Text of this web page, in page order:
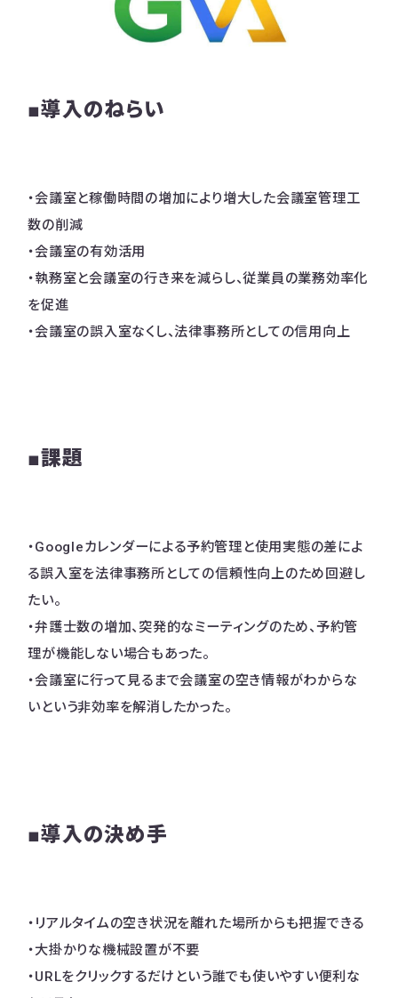
■導入のねらい
・会議室と稼働時間の増加により増大した会議室管理工
数の削減
・会議室の有効活用
・執務室と会議室の行き来を減らし、従業員の業務効率化
を促進
・会議室の誤入室なくし、法律事務所としての信用向上
■課題
・Googleカレンダーによる予約管理と使用実態の差によ
る誤入室を法律事務所としての信頼性向上のため回避し
たい。
・弁護士数の増加、突発的なミーティングのため、予約管
理が機能しない場合もあった。
・会議室に行って見るまで会議室の空き情報がわからな
いという非効率を解消したかった。
■導入の決め手
・リアルタイムの空き状況を離れた場所からも把握できる
・大掛かりな機械設置が不要
・URLをクリックするだけという誰でも使いやすい便利な